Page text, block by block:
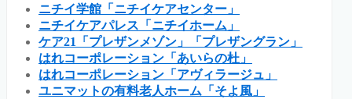
ニチイ学館「ニチイケアセンター」
ニチイケアパレス「ニチイホーム」
ケア21「プレザンメゾン」「プレザングラン」
はれコーポレーション「あいらの杜」
はれコーポレーション「アヴィラージュ」
ユニマットの有料老人ホーム「そよ風」